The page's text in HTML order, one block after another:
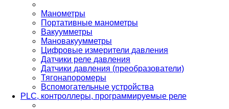
Манометры
Портативные манометры
Вакуумметры
Мановакуумметры
Цифровые измерители давления
Датчики реле давления
Датчики давления (преобразователи)
Тягонапоромеры
Вспомогательные устройства
PLС, контроллеры, программируемые реле